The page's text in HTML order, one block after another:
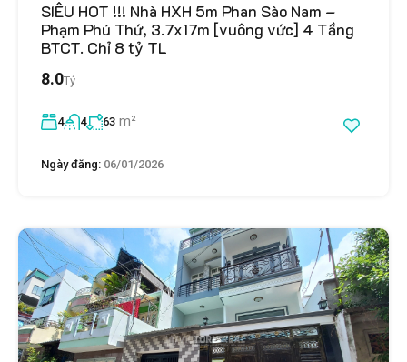
SIÊU HOT !!! Nhà HXH 5m Phan Sào Nam –
Phạm Phú Thứ, 3.7x17m [vuông vức] 4 Tầng
BTCT. Chỉ 8 tỷ TL
8.0Tỷ
4 4 63 m²
Ngày đăng: 06/01/2026